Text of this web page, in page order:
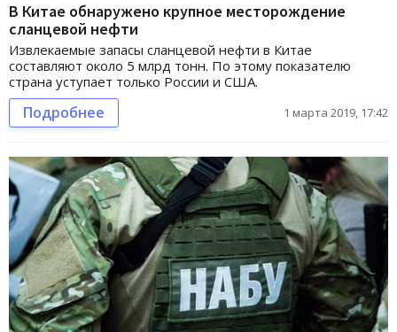
В Китае обнаружено крупное месторождение
сланцевой нефти
Извлекаемые запасы сланцевой нефти в Китае
составляют около 5 млрд тонн. По этому показателю
страна уступает только России и США.
Подробнее 1 марта 2019, 17:42